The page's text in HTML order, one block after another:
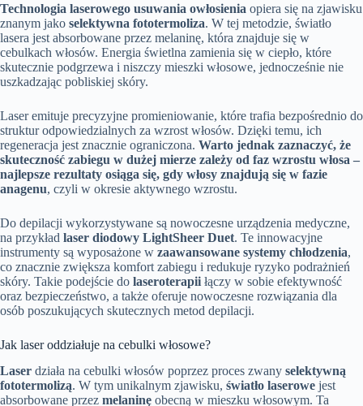
Technologia laserowego usuwania owłosienia opiera się na zjawisku
znanym jako selektywna fototermoliza. W tej metodzie, światło
lasera jest absorbowane przez melaninę, która znajduje się w
cebulkach włosów. Energia świetlna zamienia się w ciepło, które
skutecznie podgrzewa i niszczy mieszki włosowe, jednocześnie nie
uszkadzając pobliskiej skóry.
Laser emituje precyzyjne promieniowanie, które trafia bezpośrednio do
struktur odpowiedzialnych za wzrost włosów. Dzięki temu, ich
regeneracja jest znacznie ograniczona. Warto jednak zaznaczyć, że
skuteczność zabiegu w dużej mierze zależy od faz wzrostu włosa –
najlepsze rezultaty osiąga się, gdy włosy znajdują się w fazie
anagenu, czyli w okresie aktywnego wzrostu.
Do depilacji wykorzystywane są nowoczesne urządzenia medyczne,
na przykład laser diodowy LightSheer Duet. Te innowacyjne
instrumenty są wyposażone w zaawansowane systemy chłodzenia,
co znacznie zwiększa komfort zabiegu i redukuje ryzyko podrażnień
skóry. Takie podejście do laseroterapii łączy w sobie efektywność
oraz bezpieczeństwo, a także oferuje nowoczesne rozwiązania dla
osób poszukujących skutecznych metod depilacji.
Jak laser oddziałuje na cebulki włosowe?
Laser działa na cebulki włosów poprzez proces zwany selektywną
fototermolizą. W tym unikalnym zjawisku, światło laserowe jest
absorbowane przez melaninę obecną w mieszku włosowym. Ta